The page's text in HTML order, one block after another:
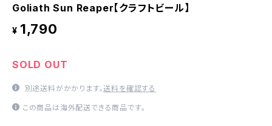
Goliath Sun Reaper【クラフトビール】
¥ 1,790
SOLD OUT
別途送料がかかります。送料を確認する
この商品は海外配送できる商品です。